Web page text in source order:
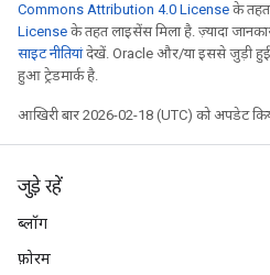
Commons Attribution 4.0 License के
License के तहत लाइसेंस मिला है. ज़्यादा
साइट नीतियांदेखें. Oracle और/या इससे जुड़ी हुई
हुआ ट्रेडमार्क है.
आखिरी बार 2026-02-18 (UTC) को अपडेट
जुड़े रहें
ब्लॉग
फ़ोरम